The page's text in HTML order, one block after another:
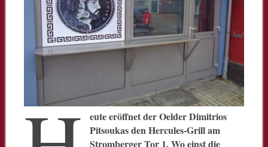
eute eröffnet der Oelder Dimitrios
Pitsoukas den Hercules-Grill am
Stromberger Tor 1. Wo einst die